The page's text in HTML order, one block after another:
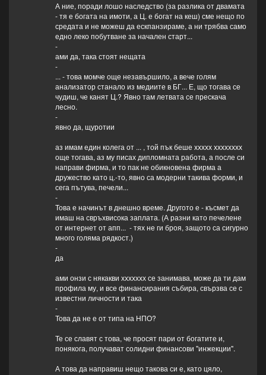
А ние, поради лошо наследство (за разлика от двамата
- тя е богата на имоти, а Ц. е богат на кеш) сме нещо по
средата и не можеш да ескпанзираме, а ни трябва само
едно леко побутване за начален старт...
-
ами да, така стоят нещата
-
... - това момче още незавършило, а вече голям
анализатор станало из медиите в БГ... Е, що тогава се
чудиш, че канят Ц.? Явно там летвата се прескача
лесно.
-
явно да, щуротии
аз имам един колега от ... , той пък беше ххххх хххххххх
още тогава, аз му писах дипломната работа, а после си
направи фирма, и то пак не обикновена фирма а
дружество като ц.-то, явно са модерни такива форми, и
сега пътува, печели...
-
Това е начинът в днешно време. Другото е - късмет да
имаш на свръхвисока заплата. (А разни като печелене
от интернет от апп... - тях не ги броя, защото са сигурно
много голяма рядкост.)
-
да
ами онзи с някакви ххххххх се занимава, може да ти дам
профила му, и все финансирания събира, свързва се с
известни личности и така
-
Това да не е от типа на НПО?
Те се славят с това, че просят пари от богатите и,
понякога, получават солидни финансови "инжекции".
А това да направиш нещо такова си е, като цяло,